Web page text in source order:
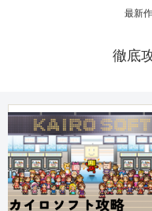
最新
徹底